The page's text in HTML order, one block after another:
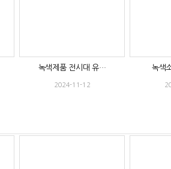
녹색제품 전시대 유…
2024-11-12
녹색